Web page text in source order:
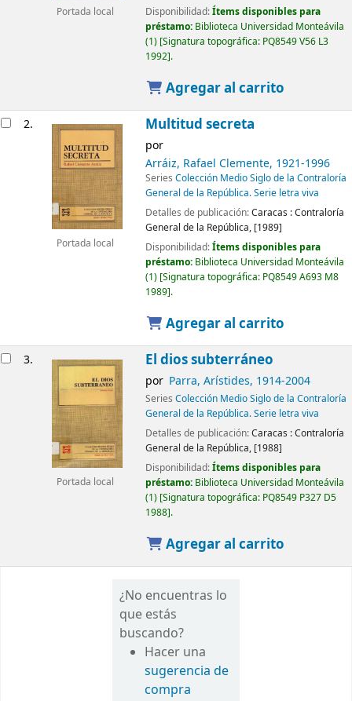
Portada local
Disponibilidad:Ítems disponibles para
préstamo: Biblioteca Universidad Monteávila
(1) Signatura topográfica: PQ8549 V56 L3
1992 .
Agregar al carrito
2.
Portada local
Multitud secreta
por
Arráiz, Rafael Clemente, 1921-1996
Series Colección Medio Siglo de la Contraloría
General de la República. Serie letra viva
Detalles de publicación:Caracas :Contraloría
General de la República, [1989]
Disponibilidad:Ítems disponibles para
préstamo: Biblioteca Universidad Monteávila
(1) Signatura topográfica: PQ8549 A693 M8
1989 .
Agregar al carrito
3.
Portada local
El dios subterráneo
por Parra, Arístides, 1914-2004
Series Colección Medio Siglo de la Contraloría
General de la República. Serie letra viva
Detalles de publicación:Caracas :Contraloría
General de la República, [1988]
Disponibilidad:Ítems disponibles para
préstamo: Biblioteca Universidad Monteávila
(1) Signatura topográfica: PQ8549 P327 D5
1988 .
Agregar al carrito
¿No encuentras lo
que estás
buscando?
Hacer una
sugerencia de
compra